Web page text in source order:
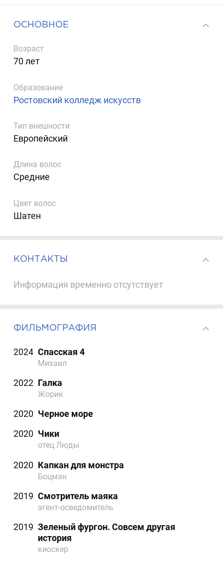
ОСНОВНОЕ
Возраст
70 лет
Образование
Ростовский колледж искусств
Тип внешности
Европейский
Длина волос
Средние
Цвет волос
Шатен
КОНТАКТЫ
Информация временно отсутствует
ФИЛЬМОГРАФИЯ
2024 Спасская 4
Михаил
2022 Галка
Жорик
2020 Черное море
2020 Чики
отец Люды
2020 Капкан для монстра
Боцман
2019 Смотритель маяка
агент-осведомитель
2019 Зеленый фургон. Совсем другая
история
киоскер